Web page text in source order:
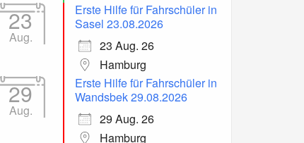
23
Aug.
Erste Hilfe für Fahrschüler in
Sasel 23.08.2026
23 Aug. 26
Hamburg
29
Aug.
Erste Hilfe für Fahrschüler in
Wandsbek 29.08.2026
29 Aug. 26
Hamburg